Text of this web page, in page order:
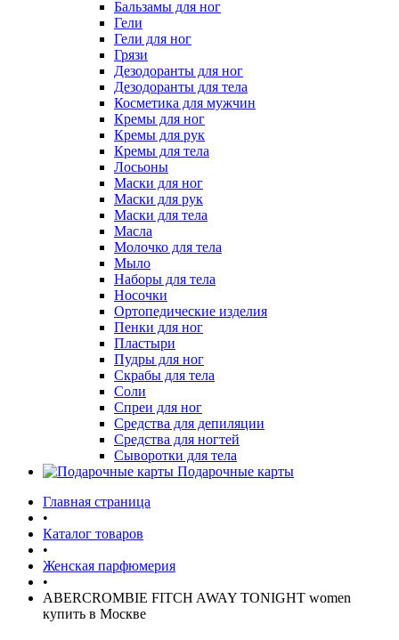
Бальзамы для ног
Гели
Гели для ног
Грязи
Дезодоранты для ног
Дезодоранты для тела
Косметика для мужчин
Кремы для ног
Кремы для рук
Кремы для тела
Лосьоны
Маски для ног
Маски для рук
Маски для тела
Масла
Молочко для тела
Мыло
Наборы для тела
Носочки
Ортопедические изделия
Пенки для ног
Пластыри
Пудры для ног
Скрабы для тела
Соли
Спреи для ног
Средства для депиляции
Средства для ногтей
Сыворотки для тела
Подарочные карты
Главная страница
•
Каталог товаров
•
Женская парфюмерия
•
ABERCROMBIE FITCH AWAY TONIGHT women
купить в Москве